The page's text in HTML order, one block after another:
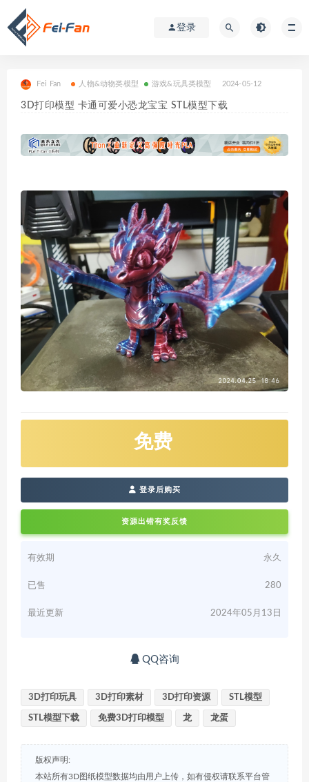
登录
Fei Fan 人物&动物类模型 游戏&玩具类模型 2024-05-12
3D打印模型 卡通可爱小恐龙宝宝 STL模型下载
免费
登录后购买
资源出错有奖反馈
有效期 永久
已售 280
最近更新 2024年05月13日
QQ咨询
3D打印玩具 3D打印素材 3D打印资源 STL模型
STL模型下载 免费3D打印模型 龙 龙蛋
版权声明:
本站所有3D图纸模型数据均由用户上传，如有侵权请联系平台管